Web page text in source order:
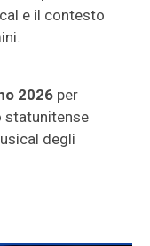
e il contesto
2026 per
statunitense
degli